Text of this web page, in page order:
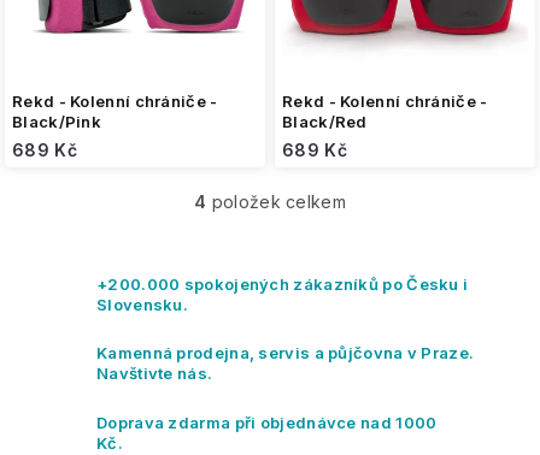
Rekd - Kolenní chrániče -
Black/Pink
689 Kč
Rekd - Kolenní chrániče -
Black/Red
689 Kč
O
á
c
r
v
4 položek celkem
+200.000 spokojených zákazníků po Česku i
Slovensku.
Kamenná prodejna, servis a půjčovna v Praze.
Navštivte nás.
Doprava zdarma při objednávce nad 1000
Kč.